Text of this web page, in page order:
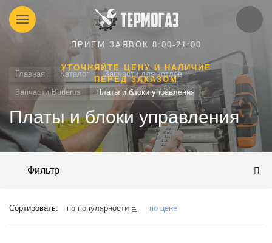
ПРИЕМ ЗАЯВОК 8:00-21:00
УТОЧНЯЙТЕ ЦЕНУ И НАЛИЧИЕ
ПЕРЕД ЗАКАЗОМ
Главная Каталог
Запчасти для котлов
Запчасти Buderus
Платы и блоки управления
Платы и блоки управления
Фильтр
Сортировать: по популярности по цене